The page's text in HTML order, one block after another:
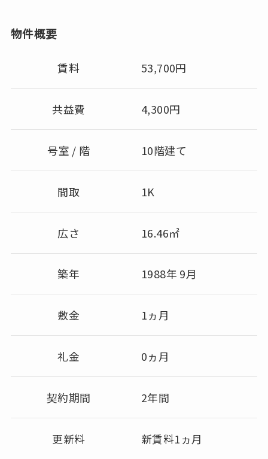
物件概要
賃料 53,700円
共益費 4,300円
号室 / 階 10階建て
間取 1K
広さ 16.46㎡
築年 1988年 9月
敷金 1ヵ月
礼金 0ヵ月
契約期間 2年間
更新料 新賃料1ヵ月